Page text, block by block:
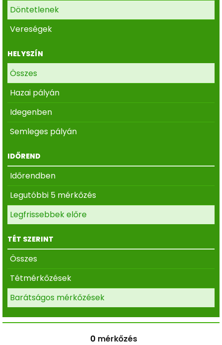
Döntetlenek
Vereségek
HELYSZÍN
Összes
Hazai pályán
Idegenben
Semleges pályán
IDŐREND
Időrendben
Legutóbbi 5 mérkőzés
Legfrissebbek előre
TÉT SZERINT
Összes
Tétmérkőzések
Barátságos mérkőzések
0 mérkőzés